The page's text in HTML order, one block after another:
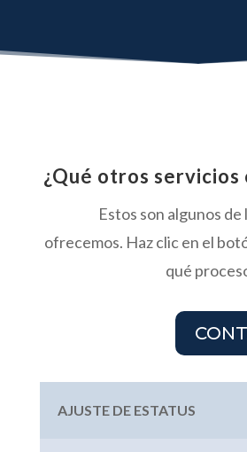
¿Qué otros servicios
Estos son algunos
ofrecemos. Haz clic en el
qué
AJUSTE DE ESTATUS